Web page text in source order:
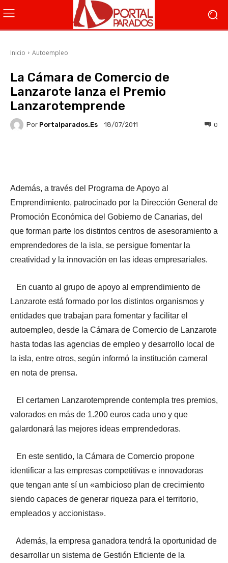
Inicio Autoempleo
La Cámara de Comercio de
Lanzarote lanza el Premio
Lanzarotemprende
Por Portalparados.es 18/07/2011 0
Además, a través del Programa de Apoyo al
Emprendimiento, patrocinado por la Dirección General de
Promoción Económica del Gobierno de Canarias, del
que forman parte los distintos centros de asesoramiento a
emprendedores de la isla, se persigue fomentar la
creatividad y la innovación en las ideas empresariales.
En cuanto al grupo de apoyo al emprendimiento de
Lanzarote está formado por los distintos organismos y
entidades que trabajan para fomentar y facilitar el
autoempleo, desde la Cámara de Comercio de Lanzarote
hasta todas las agencias de empleo y desarrollo local de
la isla, entre otros, según informó la institución cameral
en nota de prensa.
El certamen Lanzarotemprende contempla tres premios,
valorados en más de 1.200 euros cada uno y que
galardonará las mejores ideas emprendedoras.
En este sentido, la Cámara de Comercio propone
identificar a las empresas competitivas e innovadoras
que tengan ante sí un «ambicioso plan de crecimiento
siendo capaces de generar riqueza para el territorio,
empleados y accionistas».
Además, la empresa ganadora tendrá la oportunidad de
desarrollar un sistema de Gestión Eficiente de la